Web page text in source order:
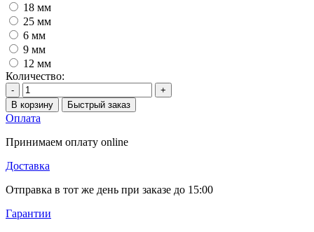
18 мм
25 мм
6 мм
9 мм
12 мм
Количество:
-
+
В корзину
Быстрый заказ
Оплата
Принимаем оплату online
Доставка
Отправка в тот же день при заказе до 15:00
Гарантии